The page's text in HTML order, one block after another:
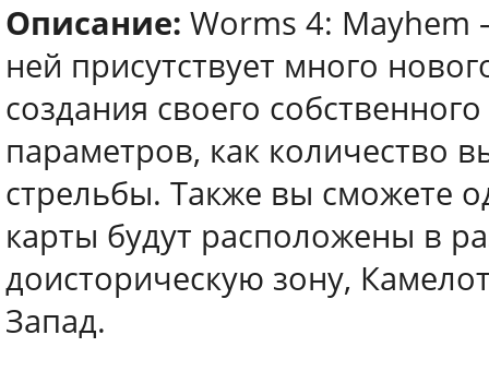
Описание: Worms 4: Mayhem
ней присутствует много
создания своего
параметров, как количество
стрельбы. Также вы сможете
карты будут расположены в
доисторическую зону,
Запад.